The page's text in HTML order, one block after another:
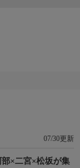
07/30更新
×二宮×松坂が集